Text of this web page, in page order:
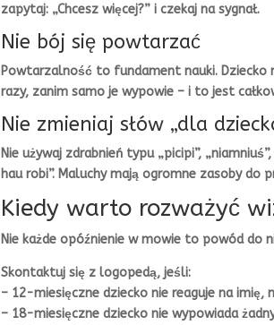
zapytaj: „Chcesz więcej?” i czekaj na sygnał.
Nie bój się powtarzać
Powtarzalność to fundament nauki. Dziecko
razy, zanim samo je wypowie – i to jest
Nie zmieniaj słów „dla
Nie używaj zdrabnień typu „picipi”,
hau robi”. Maluchy mają ogromne zasoby do
Kiedy warto rozważyć
Nie każde opóźnienie w mowie to powód
Skontaktuj się z logopedą, jeśli:
– 12-miesięczne dziecko nie reaguje na imię,
– 18-miesięczne dziecko nie wypowiada